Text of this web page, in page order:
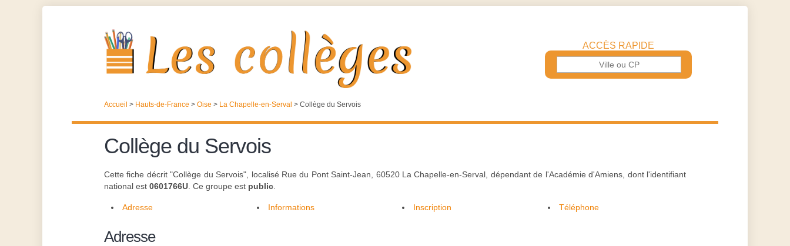
ACCÈS RAPIDE
Accueil > Hauts-de-France > Oise > La Chapelle-en-Serval > Collège du Servois
Collège du Servois
Cette fiche décrit "Collège du Servois", localisé Rue du Pont Saint-Jean, 60520 La Chapelle-en-Serval, dépendant de l'Académie d'Amiens, dont l'identifiant
national est 0601766U . Ce groupe est public
Adresse Informations Inscription Téléphone
Adresse